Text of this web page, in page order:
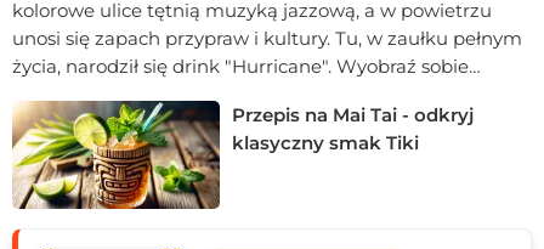
kolorowe ulice tętnią muzyką jazzową, a w powietrzu
unosi się zapach przypraw i kultury. Tu, w zaułku pełnym
życia, narodził się drink "Hurricane". Wyobraź sobie
egzotycznej marakui, które razem tworzą mieszankę,
przypominającą letnią burzę smaków. Ten koktajl, rodem
z Nowego Orleanu, to nie tylko orzeźwienie na gorące
dni, ale także przepustka do świata pełnego barw i
radości.
Przepis na Mai Tai - odkryj
klasyczny smak Tiki